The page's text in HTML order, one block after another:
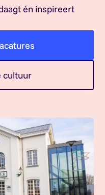
én inspireert
cultuur